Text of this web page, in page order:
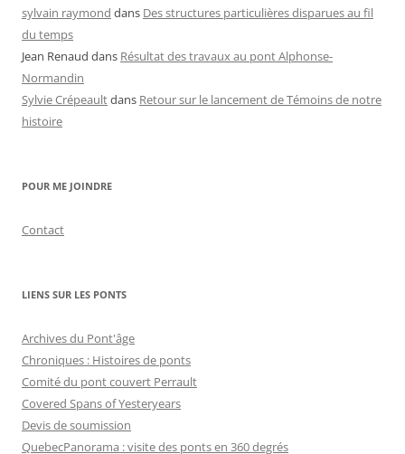
sylvain raymond dans Des structures particulières disparues au fil
du temps
Jean Renaud dans Résultat des travaux au pont Alphonse-
Normandin
Sylvie Crépeaultdans Retour sur le lancement de Témoins de notre
histoire
POUR ME JOINDRE
Contact
LIENS SUR LES PONTS
Archives du Pont'âge
Chroniques : Histoires de ponts
Comité du pont couvert Perrault
Covered Spans of Yesteryears
Devis de soumission
QuebecPanorama : visite des ponts en 360 degrés